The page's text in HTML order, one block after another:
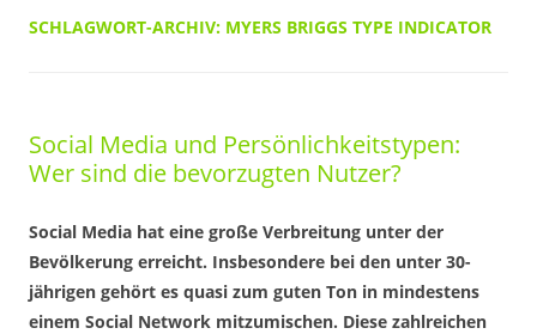
SCHLAGWORT-ARCHIV: MYERS BRIGGS TYPE INDICATOR
Social Media und Persönlichkeitstypen:
Wer sind die bevorzugten Nutzer?
Social Media hat eine große Verbreitung unter der
Bevölkerung erreicht. Insbesondere bei den unter 30-
jährigen gehört es quasi zum guten Ton in mindestens
einem Social Network mitzumischen. Diese zahlreichen